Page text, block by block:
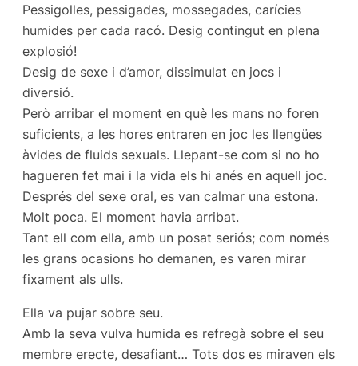
Pessigolles, pessigades, mossegades, carícies
humides per cada racó. Desig contingut en plena
explosió!
Desig de sexe i d’amor, dissimulat en jocs i
diversió.
Però arribar el moment en què les mans no foren
suficients, a les hores entraren en joc les llengües
àvides de fluids sexuals. Llepant-se com si no ho
hagueren fet mai i la vida els hi anés en aquell joc.
Després del sexe oral, es van calmar una estona.
Molt poca. El moment havia arribat.
Tant ell com ella, amb un posat seriós; com només
les grans ocasions ho demanen, es varen mirar
fixament als ulls.
Ella va pujar sobre seu.
Amb la seva vulva humida es refregà sobre el seu
membre erecte, desafiant… Tots dos es miraven els